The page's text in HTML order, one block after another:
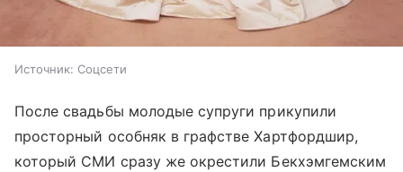
Источник: Соцсети
После свадьбы молодые супруги прикупили
просторный особняк в графстве Хартфордшир,
который СМИ сразу же окрестили Бекхэмгемским